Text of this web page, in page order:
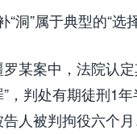
“洞”属于典型的“选
某案中，法院认
，判处有期徒刑1
人被判拘役六个